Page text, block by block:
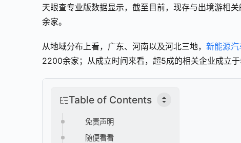
天眼查专业版数据显示，截至目前，现存与出境游相
余家。
从地域分布上看，广东、河南以及河北三地， 新能源汽
2200余家；从成立时间来看，超5成的相关企业成立
Table of Contents
免责声明
随便看看